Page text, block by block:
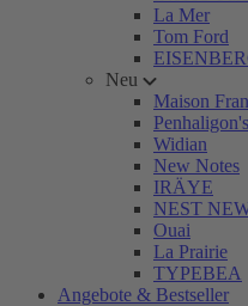
La Mer
Tom Ford
Neu
Maison
Penhaligon's
Widian
New Notes
IRÄYE
NEST
Ouai
La Prairie
TYPEBEA
Angebote & Bestseller